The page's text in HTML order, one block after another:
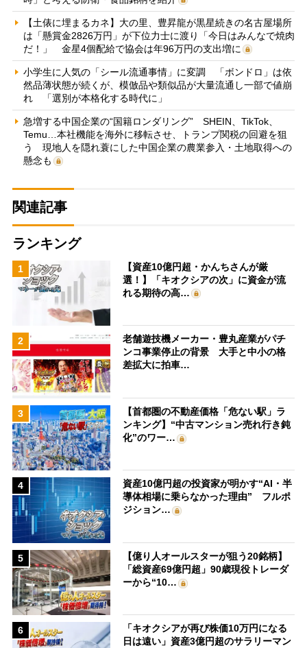
【土俵に埋まるカネ】大の里、豊昇龍が黒星続きの名古屋場所
は「懸賞金2826万円」が下位力士に渡り「今日はみんなで焼肉
だ！」 金星4個配給で協会は年96万円の支出増に
小学生に人気の「シール流通事情」に変調 「ボンドロ」は依
然品薄状態が続くが、模倣品や類似品が大量流通し一部で値崩
れ 「選別が本格化する時代に」
急増する中国企業の“国籍ロンダリング” SHEIN、TikTok、
Temu…本社機能を海外に移転させ、トランプ関税の回避を狙
う 現地人を隠れ蓑にした中国企業の農業参入・土地取得への
懸念も
関連記事
ランキング
1
【資産10億円超・かんちさんが厳
選！】「キオクシアの次」に資金が流
れる期待の高…
2
老舗遊技機メーカー・豊丸産業がパチ
ンコ事業停止の背景 大手と中小の格
差拡大に拍車…
3
【首都圏の不動産価格「危ない駅」ラ
ンキング】“中古マンション売れ行き鈍
化”のワー…
4
資産10億円超の投資家が明かす“AI・半
導体相場に乗らなかった理由” フルポ
ジション…
5
【億り人オールスターが狙う20銘柄】
「総資産69億円超」90歳現役トレーダ
ーから“10…
6
「キオクシアが再び株価10万円になる
日は遠い」資産3億円超のサラリーマン